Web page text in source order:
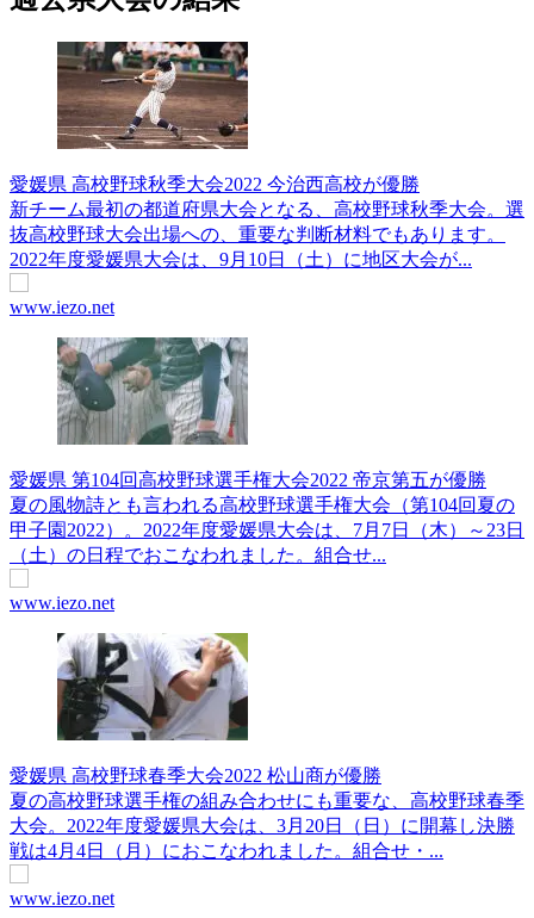
愛媛県 高校野球秋季大会2022 今治西高校が優勝
新チーム最初の都道府県大会となる、高校野球秋季大会。選
抜高校野球大会出場への、重要な判断材料でもあります。
2022年度愛媛県大会は、9月10日（土）に地区大会が...
www.iezo.net
愛媛県 第104回高校野球選手権大会2022 帝京第五が優勝
夏の風物詩とも言われる高校野球選手権大会（第104回夏の
甲子園2022）。2022年度愛媛県大会は、7月7日（木）～23日
（土）の日程でおこなわれました。組合せ...
www.iezo.net
愛媛県 高校野球春季大会2022 松山商が優勝
夏の高校野球選手権の組み合わせにも重要な、高校野球春季
大会。2022年度愛媛県大会は、3月20日（日）に開幕し決勝
戦は4月4日（月）におこなわれました。組合せ・...
www.iezo.net